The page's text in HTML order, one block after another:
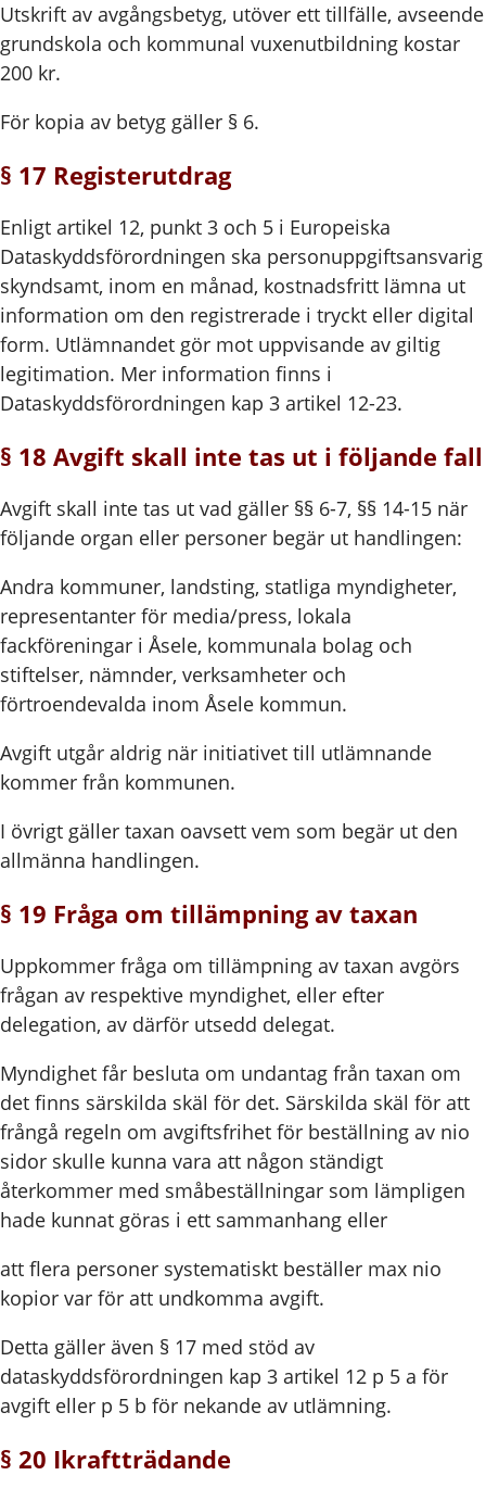
Utskrift av avgångsbetyg, utöver ett tillfälle, avseende
grundskola och kommunal vuxenutbildning kostar
200 kr.
För kopia av betyg gäller § 6.
§ 17 Registerutdrag
Enligt artikel 12, punkt 3 och 5 i Europeiska
Dataskyddsförordningen ska personuppgiftsansvarig
skyndsamt, inom en månad, kostnadsfritt lämna ut
information om den registrerade i tryckt eller digital
form. Utlämnandet gör mot uppvisande av giltig
legitimation. Mer information finns i
Dataskyddsförordningen kap 3 artikel 12-23.
§ 18 Avgift skall inte tas ut i följande fall
Avgift skall inte tas ut vad gäller §§ 6-7, §§ 14-15 när
följande organ eller personer begär ut handlingen:
Andra kommuner, landsting, statliga myndigheter,
representanter för media/press, lokala
fackföreningar i Åsele, kommunala bolag och
stiftelser, nämnder, verksamheter och
förtroendevalda inom Åsele kommun.
Avgift utgår aldrig när initiativet till utlämnande
kommer från kommunen.
I övrigt gäller taxan oavsett vem som begär ut den
allmänna handlingen.
§ 19 Fråga om tillämpning av taxan
Uppkommer fråga om tillämpning av taxan avgörs
frågan av respektive myndighet, eller efter
delegation, av därför utsedd delegat.
Myndighet får besluta om undantag från taxan om
det finns särskilda skäl för det. Särskilda skäl för att
frångå regeln om avgiftsfrihet för beställning av nio
sidor skulle kunna vara att någon ständigt
återkommer med småbeställningar som lämpligen
hade kunnat göras i ett sammanhang eller
att flera personer systematiskt beställer max nio
kopior var för att undkomma avgift.
Detta gäller även § 17 med stöd av
dataskyddsförordningen kap 3 artikel 12 p 5 a för
avgift eller p 5 b för nekande av utlämning.
§ 20 Ikraftträdande